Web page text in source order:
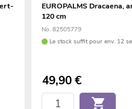
EUROPALMS Dracaena,
120 cm
No. 82505779
Le stock suffit pour env. 12
49,90€